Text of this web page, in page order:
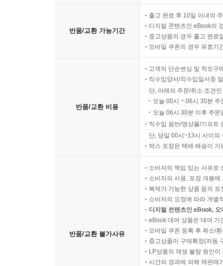
반품/교환 가능기간
출고 완료 후 10일 이내의
디지털 콘텐츠인 eBook의
중고상품의 경우 출고 완료
모바일 쿠폰의 경우 유효기
반품/교환 비용
고객의 단순변심 및 착오구
직수입양서/직수입일서중
단, 아래의 주문/취소 조건
오늘 00시 ~ 06시 30분
오늘 06시 30분 이후 주
직수입 음반/영상물/기프트
단, 당일 00시~13시 사이의
박스 포장은 택배 배송이
반품/교환 불가사유
소비자의 책임 있는 사유로
소비자의 사용, 포장 개봉
복제가 가능한 상품 등의
소비자의 요청에 따라 개별
디지털 컨텐츠인 eBook,
eBook 대여 상품은 대여 기
모바일 쿠폰 등록 후 취소/
중고상품이 구매확정(자동
LP상품의 재생 불량 원인
시간의 경과에 의해 재판매